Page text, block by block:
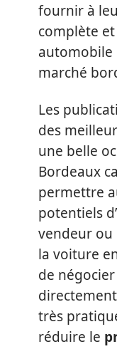
fournir à
complète
automobile
marché
Les
des
une belle
Bordeaux
permettre
potentiels
vendeur
la voiture
de
très
réduire le